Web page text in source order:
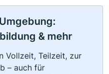
& mehr
Vollzeit, Teilzeit, zur
– auch für